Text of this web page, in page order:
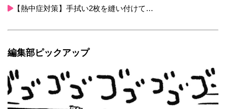
【熱中症対策】手拭い2枚を縫い付けて…
編集部ピックアップ